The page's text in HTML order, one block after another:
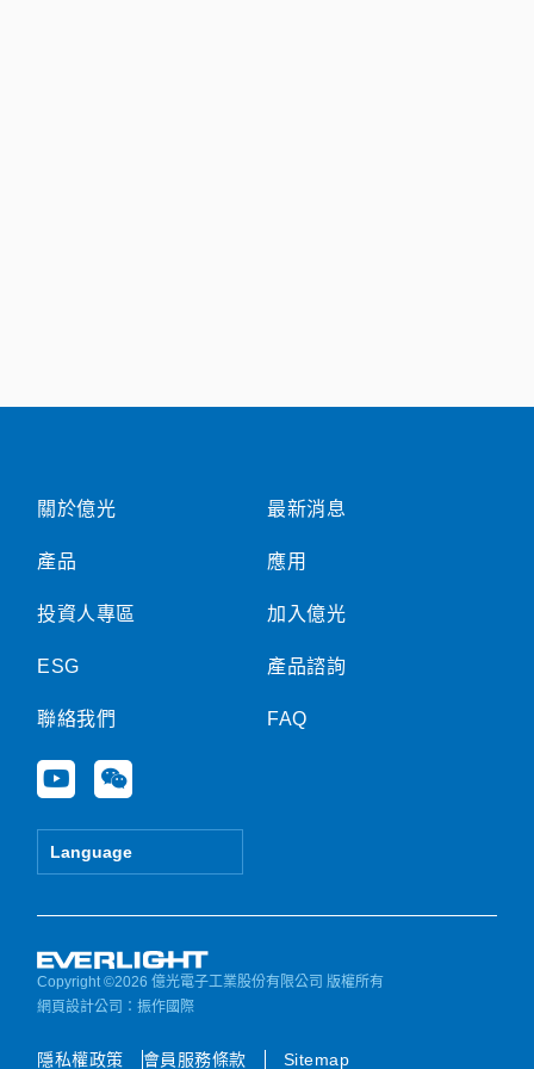
關於億光
產品
投資人專區
ESG
聯絡我們
Y
o
u
e
W
e
i
Language
最新消息
應用
加入億光
產品諮詢
FAQ
Copyright ©2026 億光電子工業股份有限公司 版權所有
網頁設計公司 ：振作國際
隱私權政策 會員服務條款 Sitemap